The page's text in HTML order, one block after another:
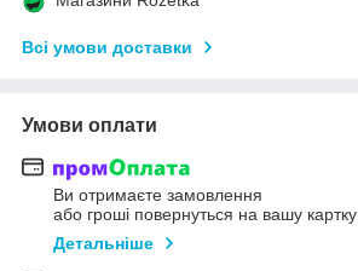
Всі умови доставки
Умови оплати
Ви отримаєте замовлення
або гроші повернуться на вашу картку
Детальніше